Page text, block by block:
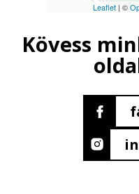
Leaflet| ©
Kövess